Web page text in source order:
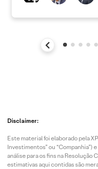
Disclaimer:
Este material foi elaborado pela
Investimentos” ou “Companhia”)
análise para os fins na Resolução
estimativas aqui contidas são